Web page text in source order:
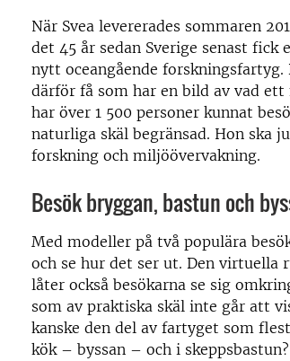
När Svea levererades sommaren
det 45 år sedan Sverige senast fick
nytt oceangående forskningsfartyg.
därför få som har en bild av vad
har över 1 500 personer kunnat
naturliga skäl begränsad. Hon ska
forskning och miljöövervakning.
Besök bryggan, bastun och
Med modeller på två populära
och se hur det ser ut. Den virtuella
låter också besökarna se sig
som av praktiska skäl inte går att
kanske den del av fartyget som
kök – byssan – och i